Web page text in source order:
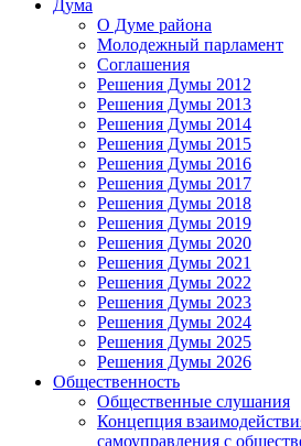
Дума
О Думе района
Молодежный парламент
Соглашения
Решения Думы 2012
Решения Думы 2013
Решения Думы 2014
Решения Думы 2015
Решения Думы 2016
Решения Думы 2017
Решения Думы 2018
Решения Думы 2019
Решения Думы 2020
Решения Думы 2021
Решения Думы 2022
Решения Думы 2023
Решения Думы 2024
Решения Думы 2025
Решения Думы 2026
Общественность
Общественные слушания
Концепция
самоуправления с